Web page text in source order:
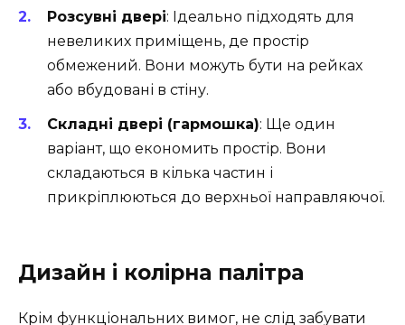
Розсувні двері: Ідеально підходять для
невеликих приміщень, де простір
обмежений. Вони можуть бути на рейках
або вбудовані в стіну.
Складні двері (гармошка): Ще один
варіант, що економить простір. Вони
складаються в кілька частин і
прикріплюються до верхньої направляючої.
Дизайн і колірна палітра
Крім функціональних вимог, не слід забувати